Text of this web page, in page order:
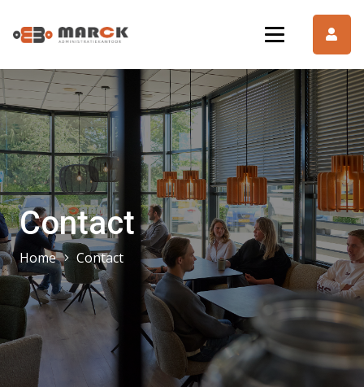
Contact
Home Contact